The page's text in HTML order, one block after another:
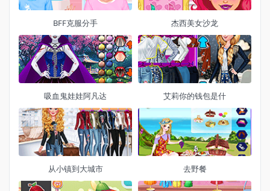
BFF克服分手 杰西美女沙龙
吸血鬼娃娃阿凡达 艾莉你的钱包是什
从小镇到大城市 去野餐